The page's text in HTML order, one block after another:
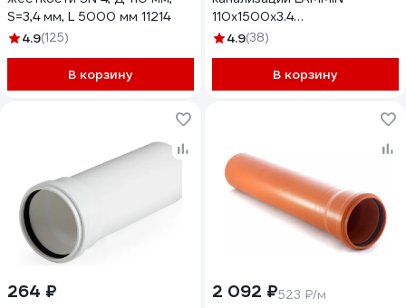
S=3,4 мм, L 5000 мм 11214
4.9(125)
В корзину
110x1500x3.4
Lm36101001500
4.9(38)
В корзину
264 ₽ 2 092 ₽523 ₽/м